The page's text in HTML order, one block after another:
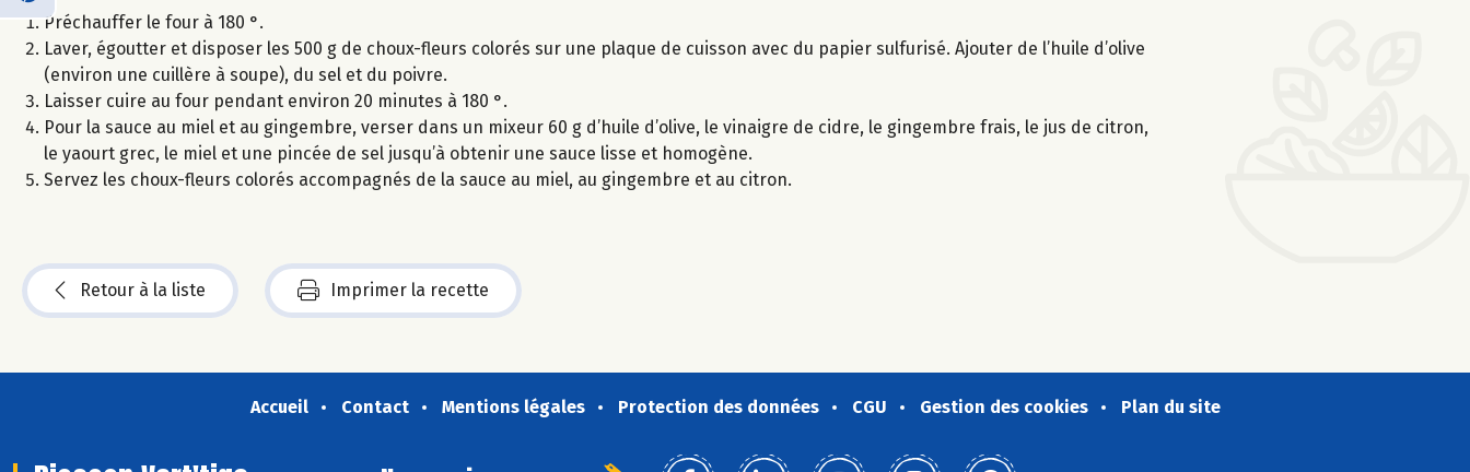
Préchauffer le four à 180 °.
Laver, égoutter et disposer les 500 g de choux-fleurs colorés sur une plaque de cuisson avec du papier sulfurisé. Ajouter de l’huile d’olive
(environ une cuillère à soupe), du sel et du poivre.
Laisser cuire au four pendant environ 20 minutes à 180 °.
Pour la sauce au miel et au gingembre, verser dans un mixeur 60 g d’huile d’olive, le vinaigre de cidre, le gingembre frais, le jus de citron,
le yaourt grec, le miel et une pincée de sel jusqu’à obtenir une sauce lisse et homogène.
Servez les choux-fleurs colorés accompagnés de la sauce au miel, au gingembre et au citron.
Retour à la liste Imprimer la recette
Accueil Contact Mentions légales Protection des données CGU Gestion des cookies Plan du site